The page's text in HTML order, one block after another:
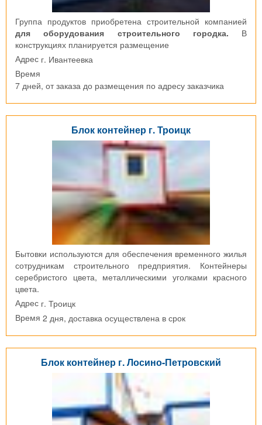
Группа продуктов приобретена строительной компанией
для оборудования строительного городка. В
конструкциях планируется размещение
Адрес г. Ивантеевка
Время
7 дней, от заказа до размещения по адресу заказчика
Блок контейнер г. Троицк
Бытовки используются для обеспечения временного жилья
сотрудникам строительного предприятия. Контейнеры
серебристого цвета, металлическими уголками красного
цвета.
Адрес г. Троицк
Время 2 дня, доставка осуществлена в срок
Блок контейнер г. Лосино-Петровский